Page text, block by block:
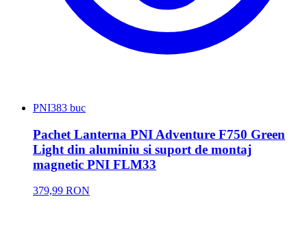
PNI383 buc
Pachet Lanterna PNI Adventure F750 Green
Light din aluminiu si suport de montaj
magnetic PNI FLM33
379,99 RON